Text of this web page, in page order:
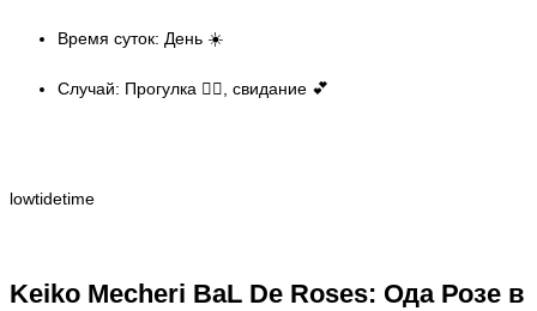
Время суток: День ☀️
Случай: Прогулка 🚶‍♀️, свидание 💕
lowtidetime
Keiko Mecheri BaL De Roses: Ода Розе в